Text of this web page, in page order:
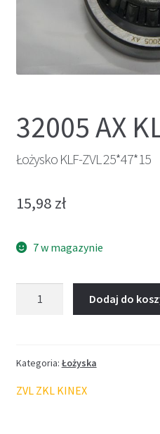
32005 AX
Łożysko KLF-ZVL 25*47*15
15,98 zł
7 w magazynie
25*47*15
Dodaj do
Kategoria: Łożyska
ZVL ZKL KINEX